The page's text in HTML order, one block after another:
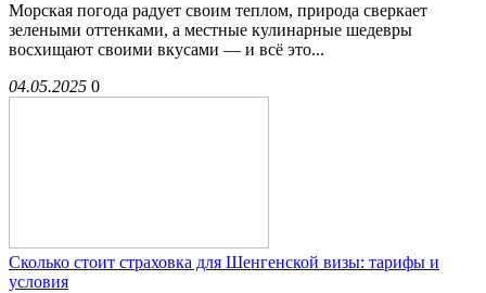
Морская погода радует своим теплом, природа сверкает
зелеными оттенками, а местные кулинарные шедевры
восхищают своими вкусами — и всё это...
04.05.2025 0
Сколько стоит страховка для Шенгенской визы: тарифы и
условия